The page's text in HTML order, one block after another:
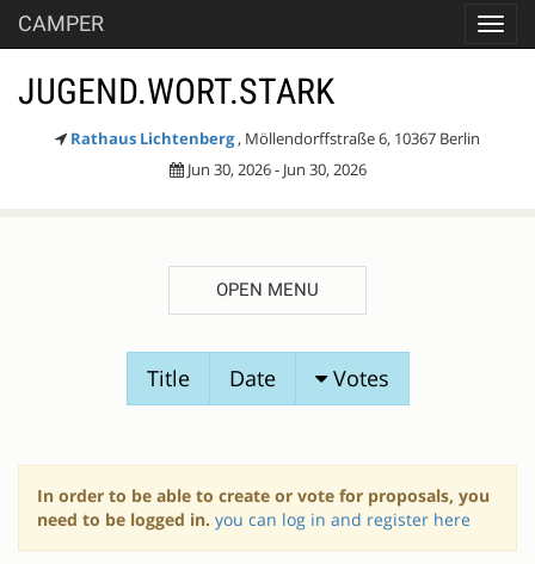
CAMPER
JUGEND.WORT.STARK
Rathaus Lichtenberg , Möllendorffstraße 6, 10367 Berlin
Jun 30, 2026 - Jun 30, 2026
OPEN MENU
Title Date Votes
In order to be able to create or vote for proposals, you
need to be logged in. you can log in and register here